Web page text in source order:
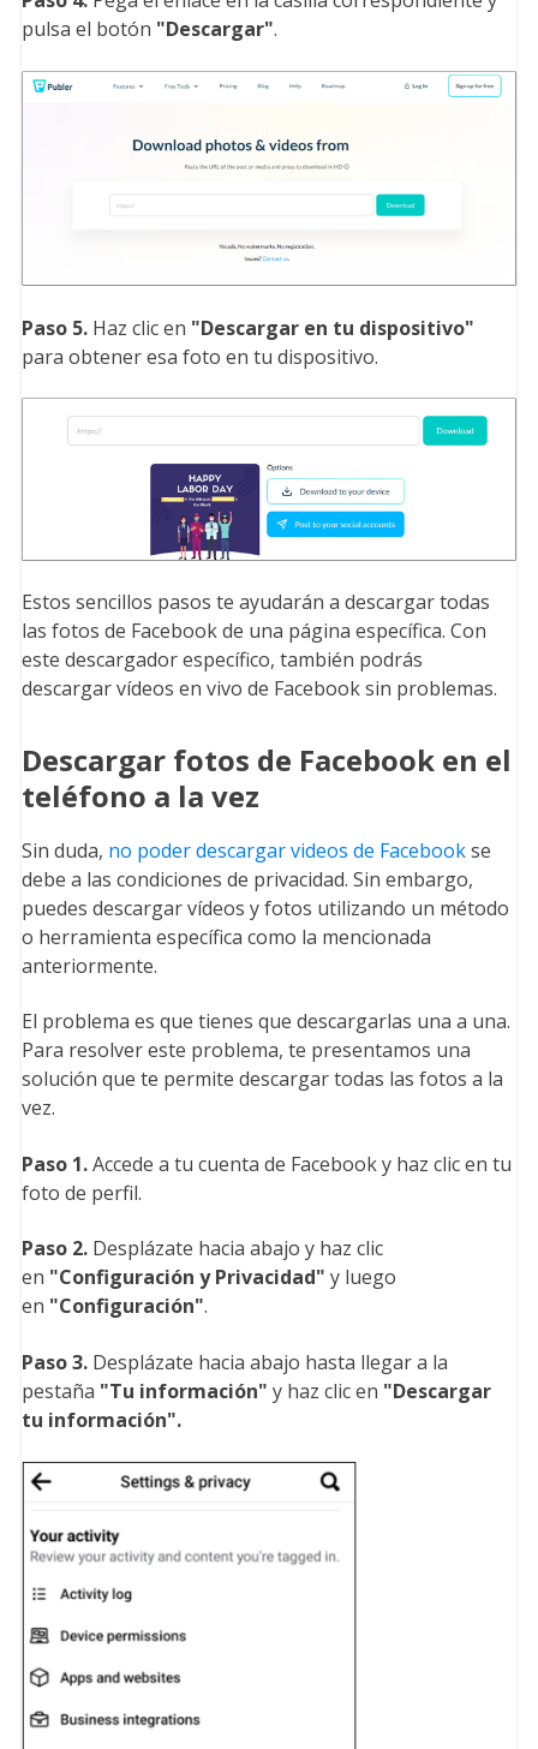
pulsa el botón "Descargar".
Paso 5.Haz clic en "Descargar en tu dispositivo"
para obtener esa foto en tu dispositivo.
Estos sencillos pasos te ayudarán a descargar todas
las fotos de Facebook de una página específica. Con
este descargador específico, también podrás
descargar vídeos en vivo de Facebook sin problemas.
Descargar fotos de Facebook en el
teléfono a la vez
Sin duda, no poder descargar videos de Facebookse
debe a las condiciones de privacidad. Sin embargo,
puedes descargar vídeos y fotos utilizando un método
o herramienta específica como la mencionada
anteriormente.
El problema es que tienes que descargarlas una a una.
Para resolver este problema, te presentamos una
solución que te permite descargar todas las fotos a la
vez.
Paso 1.Accede a tu cuenta de Facebook y haz clic en tu
foto de perfil.
Paso 2.Desplázate hacia abajo y haz clic
en "Configuración y Privacidad" y luego
en "Configuración".
Paso 3.Desplázate hacia abajo hasta llegar a la
pestaña "Tu información" y haz clic en "Descargar
tu información".